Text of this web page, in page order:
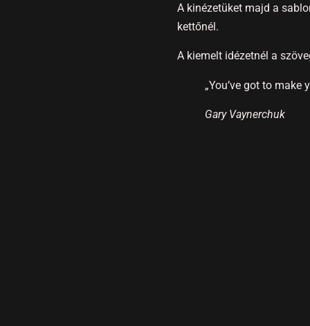
A kinézetüket majd a
kettőnél.
A kiemelt idézetnél a
„You’ve got to
Gary Vaynerchuk